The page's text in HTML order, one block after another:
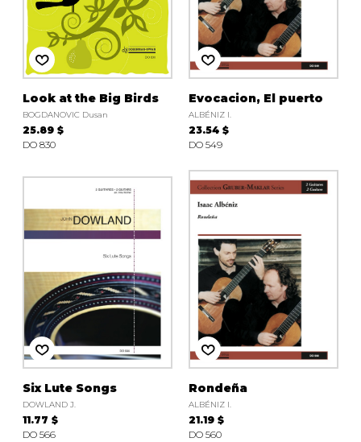
Look at the Big Birds
BOGDANOVIC Dusan
25.89 $
DO 830
Evocacion, El puerto
ALBÉNIZ I.
23.54 $
DO 549
Six Lute Songs
DOWLAND J.
11.77 $
DO 566
Rondeña
ALBÉNIZ I.
21.19 $
DO 560